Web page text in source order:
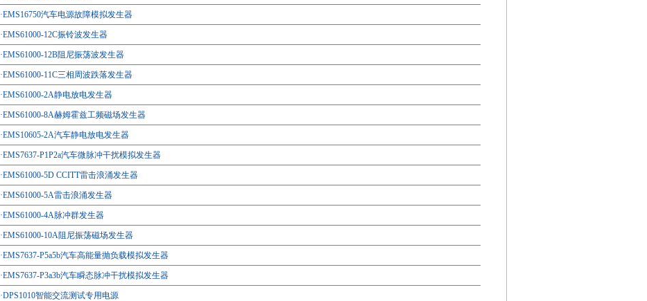
·EMS16750汽车电源故障模拟发生器
·EMS61000-12C振铃波发生器
·EMS61000-12B阻尼振荡波发生器
·EMS61000-11C三相周波跌落发生器
·EMS61000-2A静电放电发生器
·EMS61000-8A赫姆霍兹工频磁场发生器
·EMS10605-2A汽车静电放电发生器
·EMS7637-P1P2a汽车微脉冲干扰模拟发生器
·EMS61000-5D CCITT雷击浪涌发生器
·EMS61000-5A雷击浪涌发生器
·EMS61000-4A脉冲群发生器
·EMS61000-10A阻尼振荡磁场发生器
·EMS7637-P5a5b汽车高能量抛负载模拟发生器
·EMS7637-P3a3b汽车瞬态脉冲干扰模拟发生器
·DPS1010智能交流测试专用电源